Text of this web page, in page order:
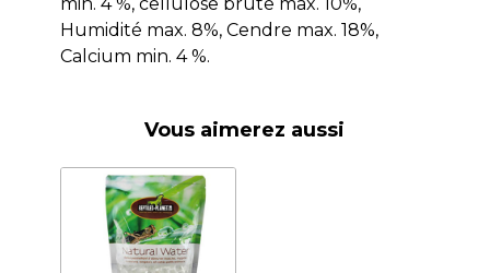
min. 4 %, cellulose brute max. 10%,
Humidité max. 8%, Cendre max. 18%,
Calcium min. 4 %.
Vous aimerez aussi